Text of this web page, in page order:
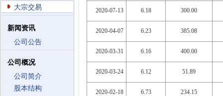
大宗交易
新闻资讯
公司公告
公司概况
公司简介
股本结构
2020-07-13 6.18 300.00
2020-04-07 6.23 385.08
2020-03-31 6.16 400.00
2020-03-24 6.12 51.89
2020-02-18 6.73 234.15